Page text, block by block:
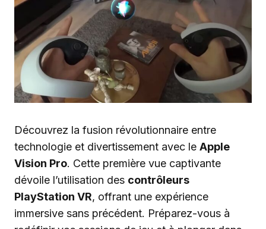
Découvrez la fusion révolutionnaire entre
technologie et divertissement avec le Apple
Vision Pro. Cette première vue captivante
dévoile l’utilisation des contrôleurs
PlayStation VR, offrant une expérience
immersive sans précédent. Préparez-vous à